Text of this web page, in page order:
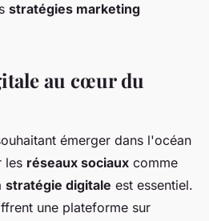
stratégies marketing
au cœur du
émerger dans l'océan
les réseaux sociaux comme
stratégie digitale est essentiel.
une plateforme sur